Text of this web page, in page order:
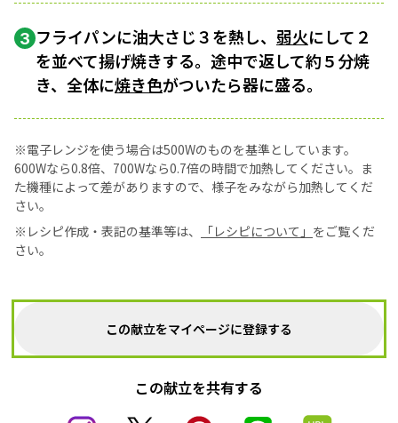
3 フライパンに油大さじ３を熱し、 弱火にして２
を並べて揚げ焼きする。途中で返して約５分焼
き、全体に焼き色がついたら器に盛る。
※電子レンジを使う場合は500Wのものを基準としています。
600Wなら0.8倍、700Wなら0.7倍の時間で加熱してください。ま
た機種によって差がありますので、様子をみながら加熱してくだ
さい。
※レシピ作成・表記の基準等は、
「レシピについて」 をご覧くだ
さい。
この献立をマイページに登録する
この献立を共有する